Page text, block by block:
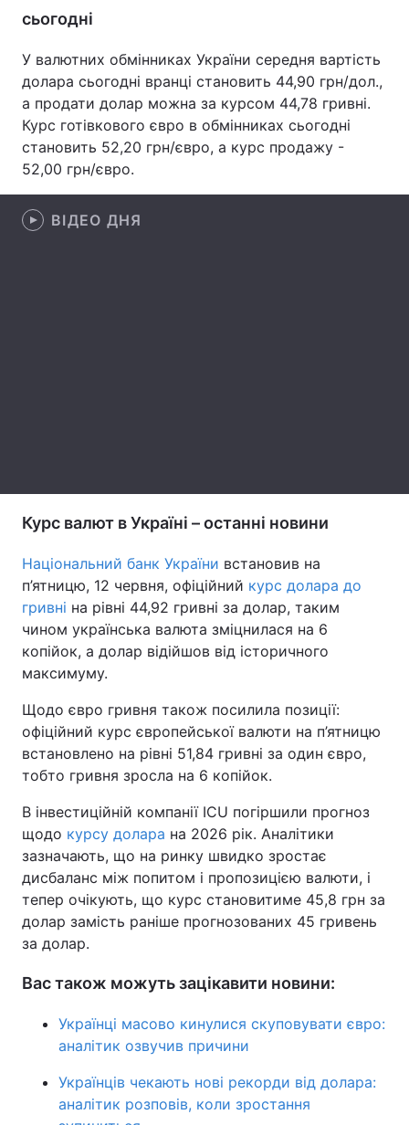
Екологія Регіони
Лонгріди
Відео з Youtube
Інтерв'ю
Тема оформлення
сьогодні
У валютних обмінниках України середня вартість
долара сьогодні вранці становить 44,90 грн/дол.,
а продати долар можна за курсом 44,78 гривні.
Курс готівкового євро в обмінниках сьогодні
становить 52,20 грн/євро, а курс продажу -
52,00 грн/євро.
ВІДЕО ДНЯ
Курс валют в Україні – останні новини
Національний банк України встановив на
п’ятницю, 12 червня, офіційний курс долара до
гривні на рівні 44,92 гривні за долар, таким
чином українська валюта зміцнилася на 6
копійок, а долар відійшов від історичного
максимуму.
Щодо євро гривня також посилила позиції:
офіційний курс європейської валюти на п’ятницю
встановлено на рівні 51,84 гривні за один євро,
тобто гривня зросла на 6 копійок.
В інвестиційній компанії ICU погіршили прогноз
щодо курсу долара на 2026 рік. Аналітики
зазначають, що на ринку швидко зростає
дисбаланс між попитом і пропозицією валюти, і
тепер очікують, що курс становитиме 45,8 грн за
долар замість раніше прогнозованих 45 гривень
за долар.
Вас також можуть зацікавити новини:
Українці масово кинулися скуповувати євро:
аналітик озвучив причини
Українців чекають нові рекорди від долара:
аналітик розповів, коли зростання